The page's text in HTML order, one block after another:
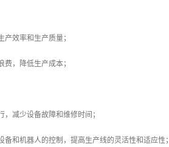
效率和生产质量；
，降低生产成本；
减少设备故障和维修时间；
和机器人的控制，提高生产线的灵活性和适应性；